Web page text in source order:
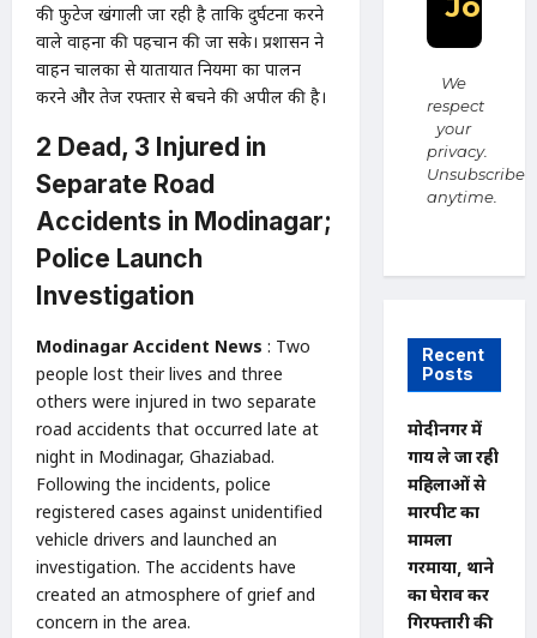
की फुटेज खंगाली जा रही है ताकि दुर्घटना करने
वाले वाहनों की पहचान की जा सके। प्रशासन ने
वाहन चालकों से यातायात नियमों का पालन
करने और तेज रफ्तार से बचने की अपील की है।
2 Dead, 3 Injured in
Separate Road
Accidents in Modinagar;
Police Launch
Investigation
Modinagar Accident News : Two
people lost their lives and three
others were injured in two separate
road accidents that occurred late at
night in Modinagar, Ghaziabad.
Following the incidents, police
registered cases against unidentified
vehicle drivers and launched an
investigation. The accidents have
created an atmosphere of grief and
concern in the area.
We
respect
your
privacy.
Unsubscribe
anytime.
Recent
Posts
मोदीनगर में
गाय ले जा रही
महिलाओं से
मारपीट का
मामला
गरमाया, थाने
का घेराव कर
गिरफ्तारी की